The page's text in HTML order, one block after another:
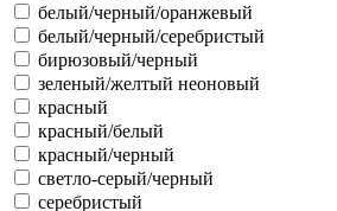
белый/черный/оранжевый
белый/черный/серебристый
бирюзовый/черный
зеленый/желтый неоновый
красный
красный/белый
красный/черный
светло-серый/черный
серебристый